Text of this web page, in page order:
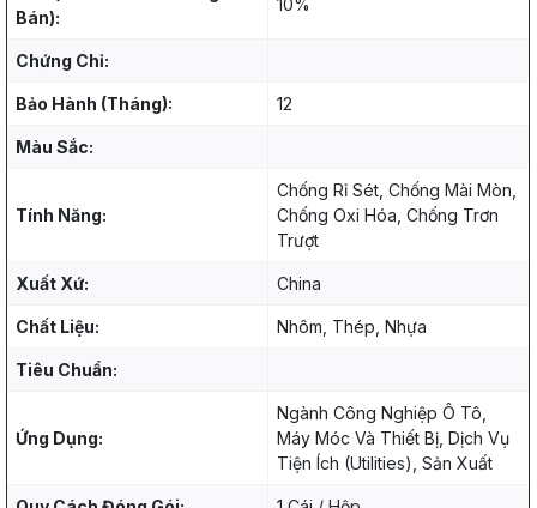
Bán):
10%
Chứng Chỉ:
Bảo Hành (Tháng): 12
Màu Sắc:
Tính Năng:
Chống Rỉ Sét, Chống Mài Mòn,
Chống Oxi Hóa, Chống Trơn
Trượt
Xuất Xứ: China
Chất Liệu: Nhôm, Thép, Nhựa
Tiêu Chuẩn:
Ứng Dụng:
Ngành Công Nghiệp Ô Tô,
Máy Móc Và Thiết Bị, Dịch Vụ
Tiện Ích (Utilities), Sản Xuất